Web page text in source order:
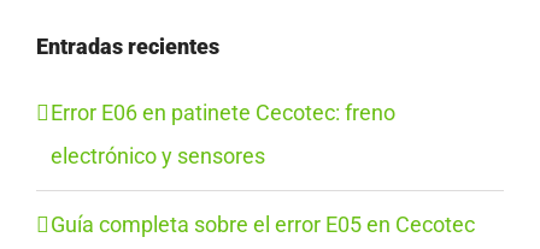
Entradas recientes
Error E06 en patinete Cecotec: freno
electrónico y sensores
Guía completa sobre el error E05 en Cecotec